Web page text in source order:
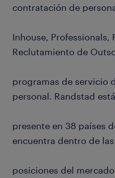
contratación de
Inhouse, Professionals,
Reclutamiento de
programas de servicio
personal. Randstad está
presente en 38 países
encuentra dentro de
posiciones del